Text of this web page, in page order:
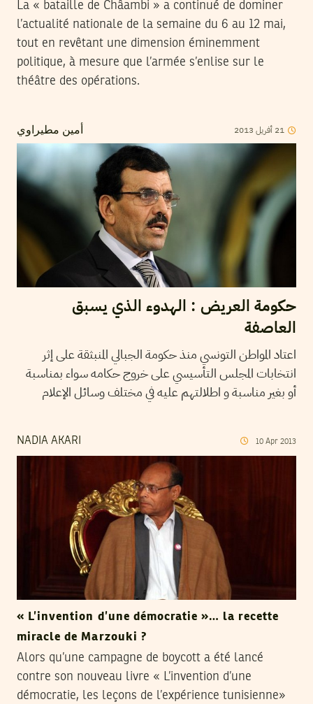
La « bataille de Châambi » a continué de dominer
l’actualité nationale de la semaine du 6 au 12 mai,
tout en revêtant une dimension éminemment
politique, à mesure que l’armée s’enlise sur le
théâtre des opérations.
أمين مطيراوي 21 أفريل 2013
حكومة العريض : الهدوء الذي يسبق
العاصفة
اعتاد المواطن التونسي منذ حكومة الجبالي المنبثقة على إثر
انتخابات المجلس التأسيسي على خروج حكامه سواء بمناسبة
أو بغير مناسبة و اطلالتهم عليه في مختلف وسائل الإعلام
NADIA AKARI 10 Apr 2013
« L’invention d’une démocratie »… la recette
miracle de Marzouki ?
Alors qu’une campagne de boycott a été lancé
contre son nouveau livre « L’invention d’une
démocratie, les leçons de l’expérience tunisienne»